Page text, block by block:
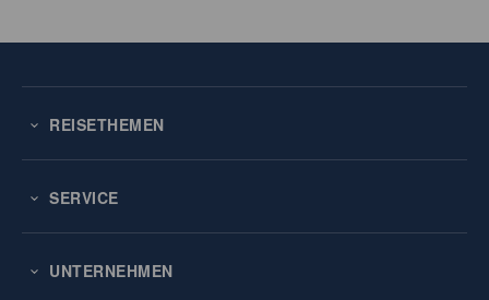
REISETHEMEN
SERVICE
UNTERNEHMEN